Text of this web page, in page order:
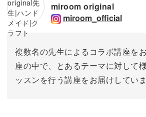
miroom original
miroom_official
複数名の先生によるコラボ講座を
座の中で、とあるテーマに対して
ッスンを行う講座をお届けしていま